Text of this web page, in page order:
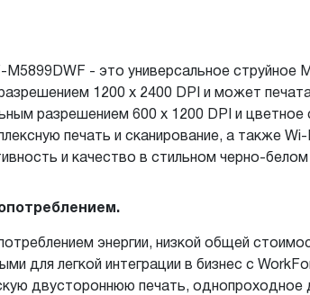
M5899DWF - это универсальное
1200 x 2400 DPI и может
разрешением 600 x 1200 DPI и
печать и сканирование, а также
и качество в стильном черно-белом
энергии, низкой общей
для легкой интеграции в бизнес с
двустороннюю печать,